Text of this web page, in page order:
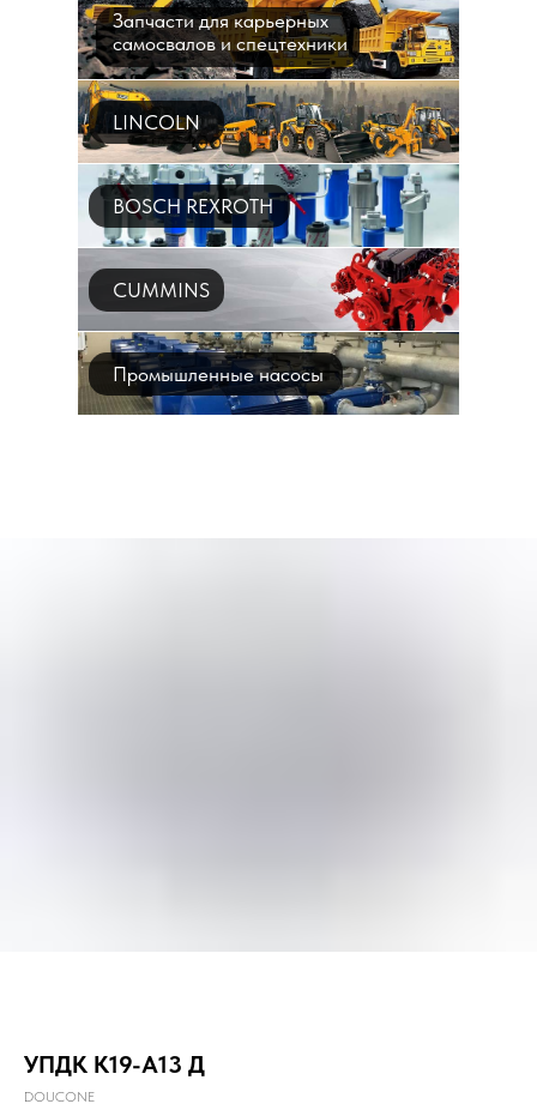
Запчасти для карьерных
самосвалов и спецтехники
LINCOLN
BOSCH REXROTH
CUMMINS
Промышленные насосы
УПДК К19-А13 Д
DOUCONE